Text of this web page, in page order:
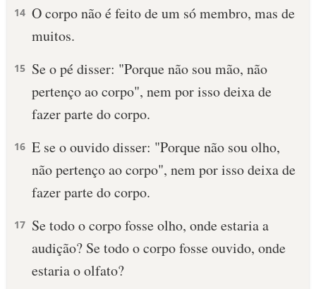
ESBOÇOS DE PREGAÇÃO
PERGUNTE À BÍBLIA IA
TERMO BÍBLICO
LOJA BÍBLIAON
14 O corpo não é feito de um só membro, mas de
muitos.
15 Se o pé disser: "Porque não sou mão, não
pertenço ao corpo", nem por isso deixa de
fazer parte do corpo.
16 E se o ouvido disser: "Porque não sou olho,
não pertenço ao corpo", nem por isso deixa de
fazer parte do corpo.
17 Se todo o corpo fosse olho, onde estaria a
audição? Se todo o corpo fosse ouvido, onde
estaria o olfato?